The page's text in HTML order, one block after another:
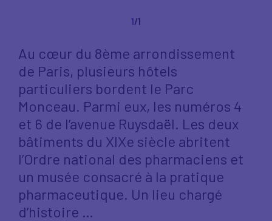
1/1
Au cœur du 8ème arrondissement
de Paris, plusieurs hôtels
particuliers bordent le Parc
Monceau. Parmi eux, les numéros 4
et 6 de l’avenue Ruysdaël. Les deux
bâtiments du XIXe siècle abritent
l’Ordre national des pharmaciens et
un musée consacré à la pratique
pharmaceutique. Un lieu chargé
d’histoire …